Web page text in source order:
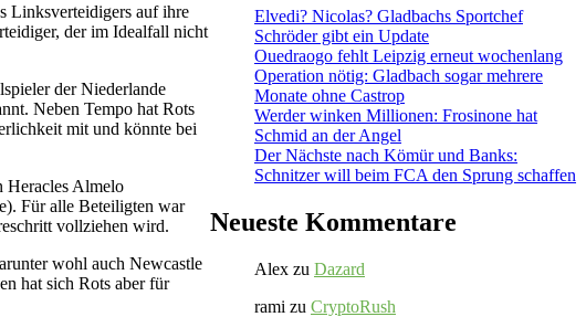
Linksverteidigers auf ihre
der im Idealfall nicht
der Niederlande
Neben Tempo hat Rots
mit und könnte bei
Heracles Almelo
Für alle Beteiligten war
vollziehen wird.
wohl auch Newcastle
hat sich Rots aber für
Elvedi? Nicolas? Gladbachs Sportchef
Schröder gibt ein Update
Ouedraogo fehlt Leipzig erneut wochenlang
Operation nötig: Gladbach sogar mehrere
Monate ohne Castrop
Werder winken Millionen: Frosinone hat
Schmid an der Angel
Der Nächste nach Kömür und Banks:
Schnitzer will beim FCA den Sprung schaffen
Neueste Kommentare
Alex zu Dazard
rami zu CryptoRush